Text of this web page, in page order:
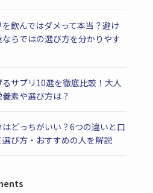
飲んではダメって本当？避け
らではの選び方を分かりやす
サプリ10選を徹底比較！大人
素や選び方は？
どっちがいい？6つの違いと口
び方・おすすめの人を解説